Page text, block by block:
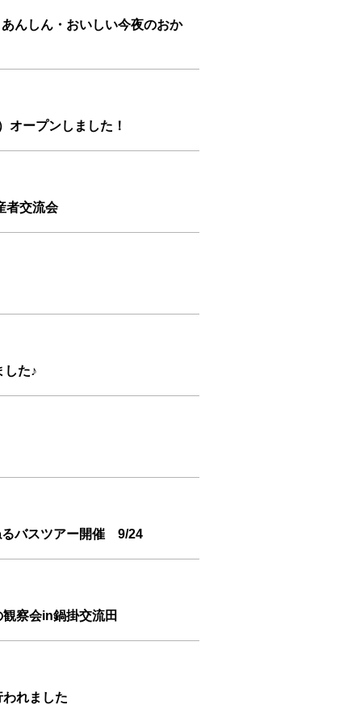
んしん・おいしい今夜のおか
オープンしました！
者交流会
した♪
るバスツアー開催 9/24
察会in鍋掛交流田
れました